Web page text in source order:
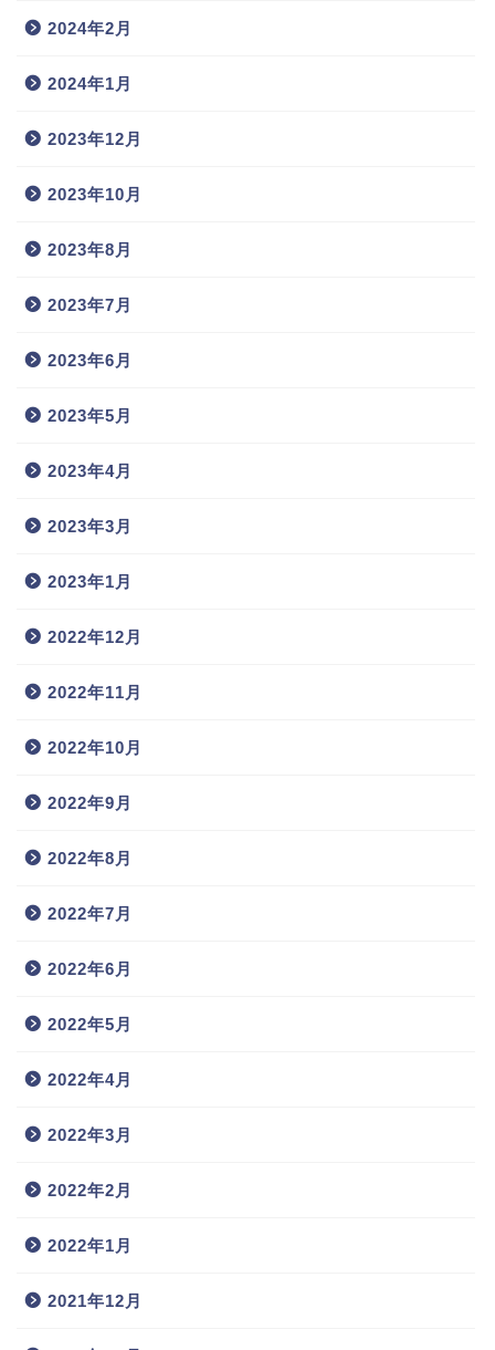
2024年2月
2024年1月
2023年12月
2023年10月
2023年8月
2023年7月
2023年6月
2023年5月
2023年4月
2023年3月
2023年1月
2022年12月
2022年11月
2022年10月
2022年9月
2022年8月
2022年7月
2022年6月
2022年5月
2022年4月
2022年3月
2022年2月
2022年1月
2021年12月